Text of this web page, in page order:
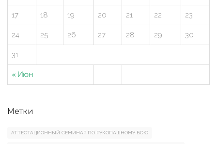
« Июн
17 18 19 20 21 22 23
24 25 26 27 28 29 30
31
Метки
АТТЕСТАЦИОННЫЙ СЕМИНАР ПО РУКОПАШНОМУ БОЮ